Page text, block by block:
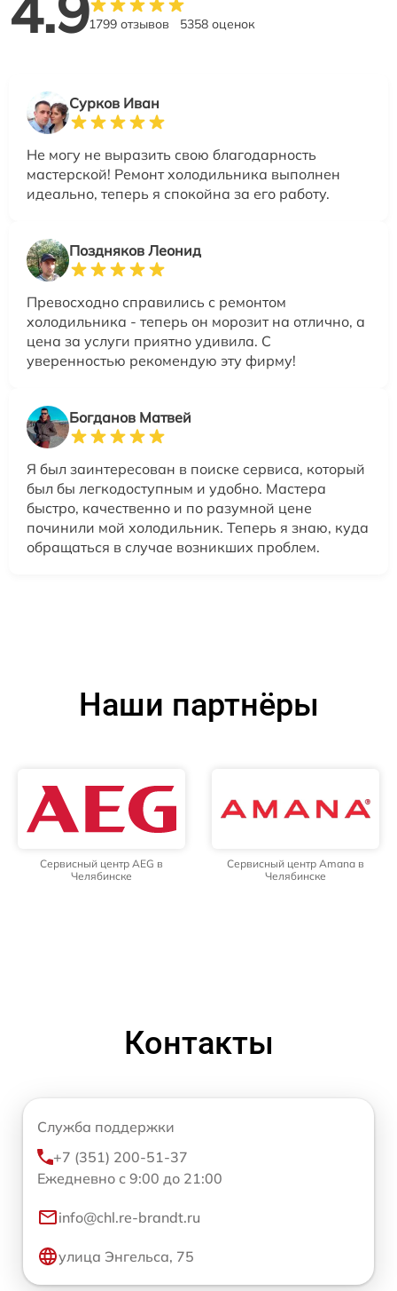
1799 отзывов 5358 оценок
Сурков Иван
Не могу не выразить свою благодарность
мастерской! Ремонт холодильника выполнен
идеально, теперь я спокойна за его работу.
Поздняков Леонид
Превосходно справились с ремонтом
холодильника - теперь он морозит на отлично, а
цена за услуги приятно удивила. С
уверенностью рекомендую эту фирму!
Богданов Матвей
Я был заинтересован в поиске сервиса, который
был бы легкодоступным и удобно. Мастера
быстро, качественно и по разумной цене
починили мой холодильник. Теперь я знаю, куда
обращаться в случае возникших проблем.
Наши партнёры
Сервисный центр AEG в
Челябинске
Сервисный центр Amana в
Челябинске
Контакты
Служба поддержки
+7 (351) 200-51-37
Ежедневно с 9:00 до 21:00
info@chl.re-brandt.ru
улица Энгельса, 75